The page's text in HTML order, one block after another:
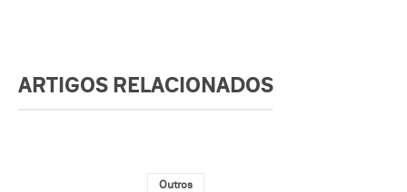
ARTIGOS RELACIONADOS
Outros